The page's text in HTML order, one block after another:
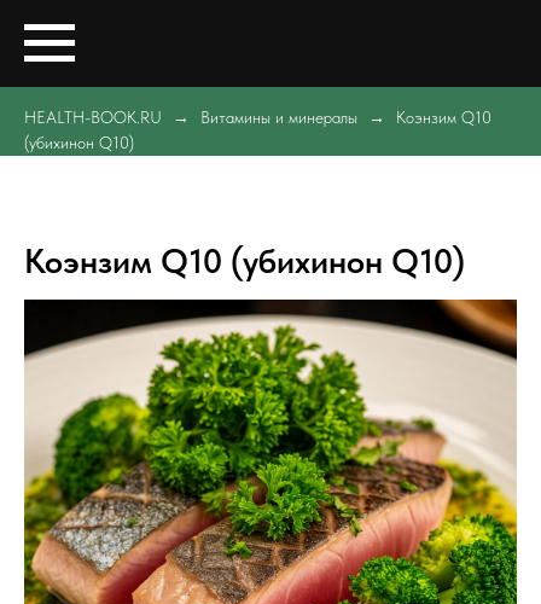
HEALTH-BOOK.RU Витамины и минералы
Коэнзим Q10
(убихинон Q10)
Коэнзим Q10 (убихинон Q10)